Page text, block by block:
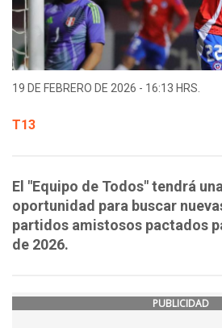
19 DE FEBRERO DE 2026 - 16:13 HRS.
T13
El "Equipo de Todos" tendrá
oportunidad para buscar
partidos amistosos pactados
de 2026.
PUBLICIDAD